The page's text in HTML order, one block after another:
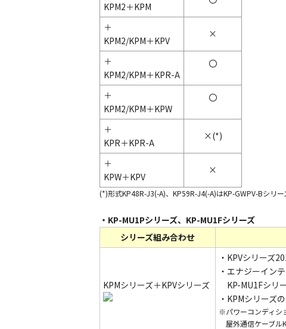
KPM2＋KPM
＋
KPM2/KPM＋KPV
×
＋
KPM2/KPM＋KPR-A
〇
＋
KPM2/KPM＋KPW
〇
＋
KPR＋KPR-A
×(*)
＋
KPW＋KPV
×
(*)形式KP48R-J3(-A)、KP59R-J4(-A)はKP-GWPV-Bシリ
・KP-MU1Pシリーズ、KP-MU1Fシリーズ
シリーズ組み合わせ
KPMシリーズ＋KPVシリーズ
・KPVシリーズ
・エナジーイン
KP-MU1Fシリ
・KPMシリーズ
※パワーコンディシ
屋外通信ケーブル